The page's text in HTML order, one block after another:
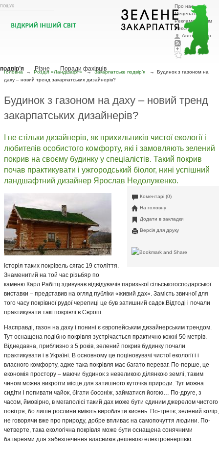
Головна → Розділ «Ландшафт» → Закарпатське подвір’я →
Будинок з газоном на
даху – новий тренд закарпатських дизайнерів?
Будинок з газоном на даху – новий тренд
закарпатських дизайнерів?
І не стільки дизайнерів, як прихильників чистої екології і
любителів особистого комфорту, які і замовляють зелений
покрив на своєму будинку у спеціалістів. Такий покрив
почав практикувати і ужгородський біолог, нині успішний
ландшафтний дизайнер Ярослав Недолуженко.
Коментарі (0)
На головну
Додати в закладки
Версія для друку
Історія таких покрівель сягає 19 століття.
Знаменитий на той час різьбяр по
каменю Карл Рабітц здивував відвідувачів паризької сільськогосподарської
виставки – представив на огляд публіки «живий дах». Замість звичної для
того часу покрівної рудої черепиці це був затишний садок.Відтоді і почали
практикувати такі покрівлі в Європі.
Насправді, газон на даху і понині є європейським дизайнерським трендом.
Тут оснащена подібно покрівля зустрічається практично кожні 50 метрів.
Віднедавна, приблизно з 5 років, зелений покрив будинку почали
практикувати і в Україні. В основному це поціновувачі чистої екології і і
власного комфорту, адже така покрівля має багато переваг. По-перше, це
економія простору – маючи будинок з невеликою ділянкою землі, таким
чином можна викроїти місце для затишного куточка природи. Тут можна
сидіти і попивати чайок, бігати босоніж, займатися йогою… По-друге, з
часом, ймовірно, в мегаполісі такий дах може бути єдиним джерелом чистого
повітря, бо лише рослини вміють виробляти кисень. По-третє, зелений колір,
не говорячи вже про природу, добре впливає на самопочуття людини. По-
четверте, така екологічна покрівля може бути оснащена сонячними
батареями для забезпечення власників дешевою електроенергією.
Про нас
Меценатам
Рекламодавцям
Реєстрація
Авторизація
Ландшафтний
Закарпатське
подвір’я
Різне Поради фахівців